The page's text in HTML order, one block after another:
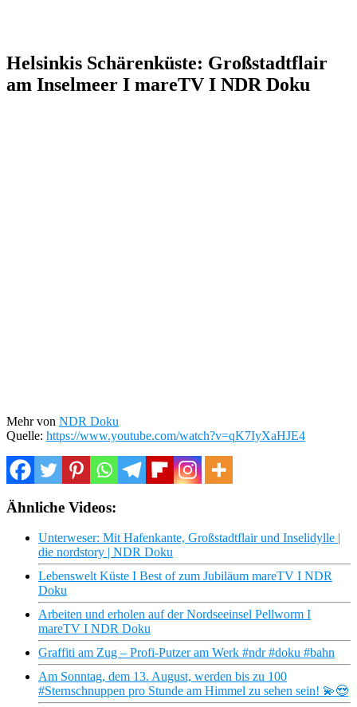
Helsinkis Schärenküste: Großstadtflair
am Inselmeer I mareTV I NDR Doku
Mehr von NDR Doku
Quelle: https://www.youtube.com/watch?v=qK7IyXaHJE4
Ähnliche Videos:
Unterweser: Mit Hafenkante, Großstadtflair und Inselidylle |
die nordstory | NDR Doku
Lebenswelt Küste I Best of zum Jubiläum mareTV I NDR
Doku
Arbeiten und erholen auf der Nordseeinsel Pellworm I
mareTV I NDR Doku
Graffiti am Zug – Profi-Putzer am Werk #ndr #doku #bahn
Am Sonntag, dem 13. August, werden bis zu 100
#Sternschnuppen pro Stunde am Himmel zu sehen sein! 💫😍